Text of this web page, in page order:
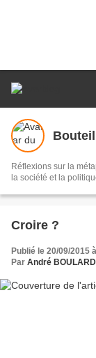
Réflexions sur la
la société et la
Croire ?
Publié le 20/09/2015
Par André BOULARD